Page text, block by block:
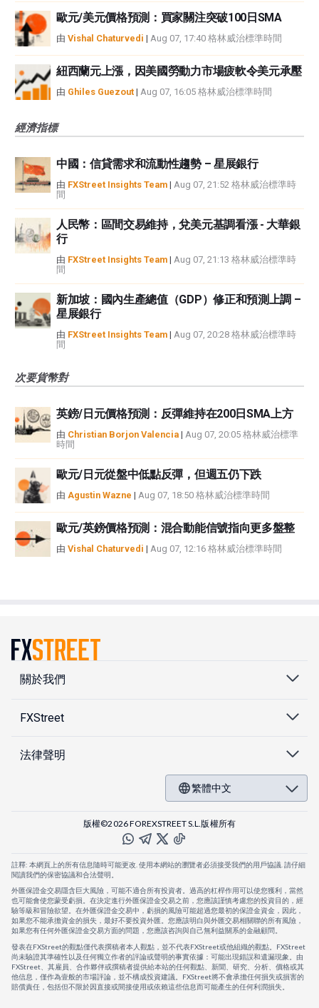
歐元/美元價格預測：買家關注突破100日SMA
由 Vishal Chaturvedi | Aug 07, 17:40 格林威治標準時間
紐西蘭元上漲，因美國勞動力市場疲軟令美元承壓
由 Ghiles Guezout | Aug 07, 16:05 格林威治標準時間
經濟指標
中國：信貸需求和流動性趨勢 – 星展銀行
由 FXStreet Insights Team | Aug 07, 21:52 格林威治標準時
間
人民幣：區間交易維持，兌美元基調看漲 - 大華銀
行
由 FXStreet Insights Team | Aug 07, 21:13 格林威治標準時
間
新加坡：國內生產總值（GDP）修正和預測上調 –
星展銀行
由 FXStreet Insights Team | Aug 07, 20:28 格林威治標準時
間
次要貨幣對
英鎊/日元價格預測：反彈維持在200日SMA上方
由 Christian Borjon Valencia | Aug 07, 20:05 格林威治標準
時間
歐元/日元從盤中低點反彈，但週五仍下跌
由 Agustin Wazne | Aug 07, 18:50 格林威治標準時間
歐元/英鎊價格預測：混合動能信號指向更多盤整
由 Vishal Chaturvedi | Aug 07, 12:16 格林威治標準時間
關於我們
FXStreet
法律聲明
繁體中文
版權©2026 FOREXSTREET S.L.版權所有
註釋: 本網頁上的所有信息隨時可能更改. 使用本網站的瀏覽者必須接受我們的用戶協議. 請仔細
閱讀我們的保密協議和合法聲明。
外匯保證金交易隱含巨大風險，可能不適合所有投資者。過高的杠桿作用可以使您獲利，當然
也可能會使您蒙受虧損。在決定進行外匯保證金交易之前，您應該謹慎考慮您的投資目的，經
驗等級和冒險欲望。在外匯保證金交易中，虧損的風險可能超過您最初的保證金資金，因此，
如果您不能承擔資金的損失，最好不要投資外匯。您應該明白與外匯交易相關聯的所有風險，
如果您有任何外匯保證金交易方面的問題，您應該咨詢與自己無利益關系的金融顧問。
發表在FXStreet的觀點僅代表撰稿者本人觀點，並不代表FXStreet或他組織的觀點。FXStreet
尚未驗證其準確性以及任何獨立作者的評論或聲明的事實依據：可能出現錯誤和遺漏現象。由
FXStreet、其雇員、合作夥伴或撰稿者提供給本站的任何觀點、新聞、研究、分析、價格或其
他信息，僅作為壹般的市場評論，並不構成投資建議。FXStreet將不會承擔任何損失或損害的
賠償責任，包括但不限於因直接或間接使用或依賴這些信息而可能產生的任何利潤損失。